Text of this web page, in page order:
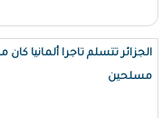
الجزائر تتسلم تاجرا ألمانيا
مسلحين